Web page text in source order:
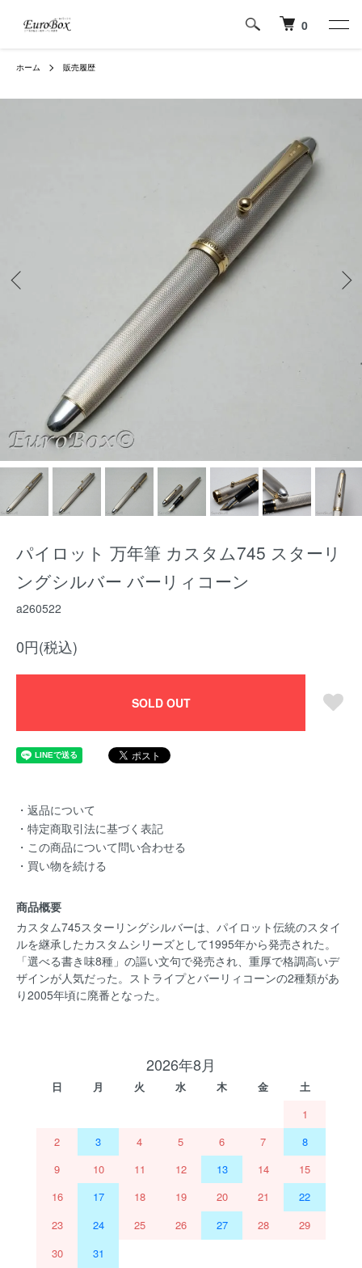
0
ホーム 販売履歴
パイロット 万年筆 カスタム745 スターリ
ングシルバー バーリィコーン
a260522
0円(税込)
SOLD OUT
・返品について
・特定商取引法に基づく表記
・この商品について問い合わせる
・買い物を続ける
商品概要
カスタム745スターリングシルバーは、パイロット伝統のスタイ
ルを継承したカスタムシリーズとして1995年から発売された。
「選べる書き味8種」の謳い文句で発売され、重厚で格調高いデ
ザインが人気だった。ストライプとバーリィコーンの2種類があ
り2005年頃に廃番となった。
2026年8月
日 月 火 水 木 金
土
1
2
3 4 5 6 7
8
9
10 11 12 13 14
15
16
17 18 19 20 21
22
23
24 25 26 27 28
29
30
31